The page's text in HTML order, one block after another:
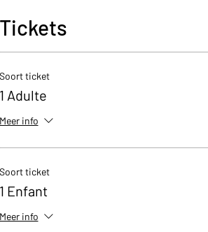
Tickets
Soort ticket
1 Adulte
Meer info
Soort ticket
1 Enfant
Meer info